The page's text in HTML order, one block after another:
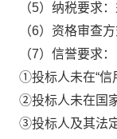
（5）纳税要求
（6）资格审查
（7）信誉要求：
①投标人未在“信
②投标人未在国
③投标人及其法